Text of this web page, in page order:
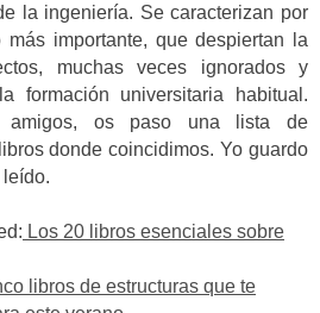
la ingeniería. Se caracterizan por
importante, que despiertan la
muchas veces ignorados y
formación universitaria habitual.
amigos, os paso una lista de
donde coincidimos. Yo guardo
Los 20 libros esenciales sobre
libros de estructuras que te